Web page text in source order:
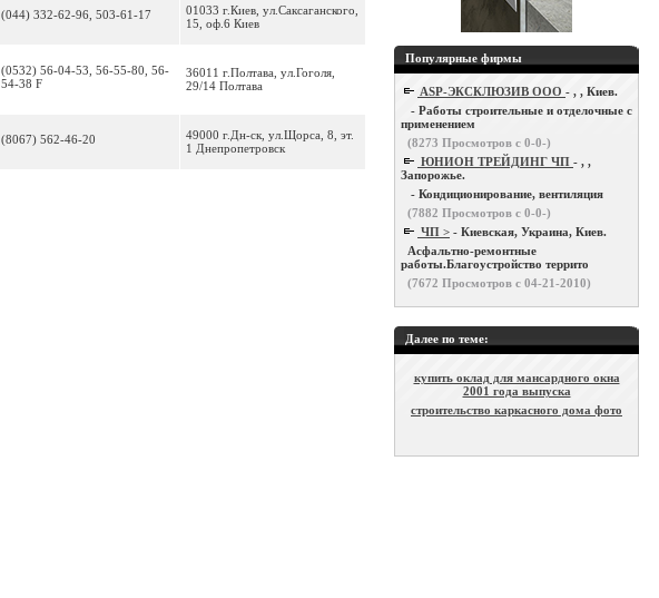
(044) 332-62-96, 503-61-17
01033 г.Киев, ул.Саксаганского,
15, оф.6 Киев
(0532) 56-04-53, 56-55-80, 56-
54-38 F
36011 г.Полтава, ул.Гоголя,
29/14 Полтава
(8067) 562-46-20
49000 г.Дн-ск, ул.Щорса, 8, эт.
1 Днепропетровск
Популярные фирмы
ASP-ЭКСКЛЮЗИВ ООО - , , Киев.
- Работы строительные и отделочные с
применением
(8273 Просмотров с 0-0-)
ЮНИОН ТРЕЙДИНГ ЧП - , ,
Запорожье.
- Кондиционирование, вентиляция
(7882 Просмотров с 0-0-)
ЧП > - Киевская, Украина, Киев.
Асфальтно-ремонтные
работы.Благоустройство террито
(7672 Просмотров с 04-21-2010)
Далее по теме:
купить оклад для мансардного окна
2001 года выпуска
строительство каркасного дома фото